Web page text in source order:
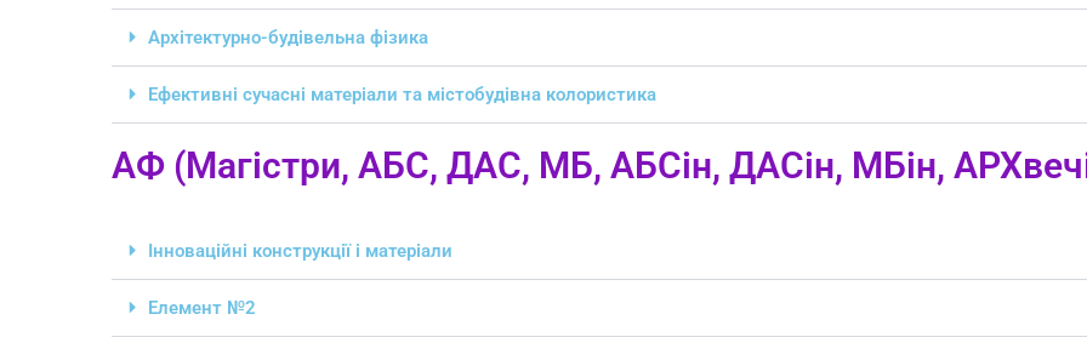
Архітектурно-будівельна фізика
Ефективні сучасні матеріали та містобудівна колористика
АФ (Магістри, АБС, ДАС, МБ, АБСін, ДАСін, МБін,
Інноваційні конструкції і матеріали
Елемент №2